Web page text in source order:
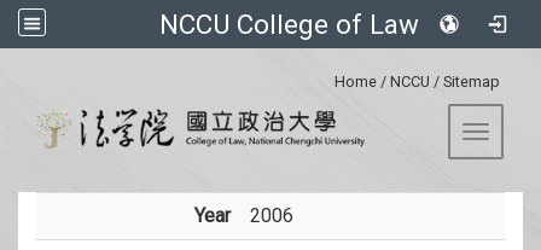
NCCU College of Law
Home / NCCU / Sitemap
Toggle
Year 2006